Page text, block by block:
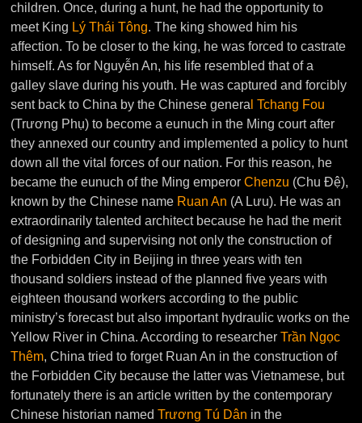
children. Once, during a hunt, he had the opportunity to
meet King Lý Thái Tông. The king showed him his
affection. To be closer to the king, he was forced to castrate
himself. As for Nguyễn An, his life resembled that of a
galley slave during his youth. He was captured and forcibly
sent back to China by the Chinese genera l Tchang Fou
(Trương Phụ) to become a eunuch in the Ming court after
they annexed our country and implemented a policy to hunt
down all the vital forces of our nation. For this reason, he
became the eunuch of the Ming emperorChenzu (Chu Đệ),
known by the Chinese name Ruan An (A Lưu). He was an
extraordinarily talented architect because he had the merit
of designing and supervising not only the construction of
the Forbidden City in Beijing in three years with ten
thousand soldiers instead of the planned five years with
eighteen thousand workers according to the public
ministry’s forecast but also important hydraulic works on the
Yellow River in China. According to researcherTrần Ngọc
Thêm, China tried to forget Ruan An in the construction of
the Forbidden City because the latter was Vietnamese, but
fortunately there is an article written by the contemporary
Chinese historian namedTrương Tú Dân in the